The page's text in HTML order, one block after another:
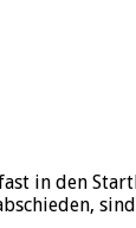
in den